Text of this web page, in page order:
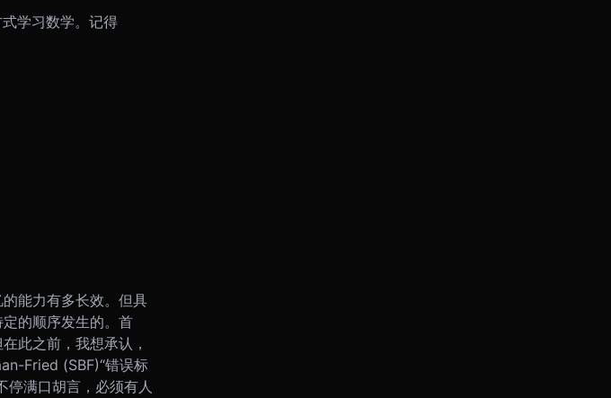
学习数学。记得
能力有多长效。 但具
的顺序发生的。首
此之前，我想承认，
Fried (SBF)“错误标
停满口胡言，必须有人